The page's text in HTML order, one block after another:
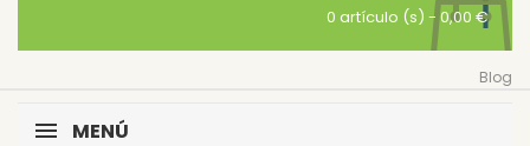
0 artículo (s) - 0,00 €
Blog
MENÚ